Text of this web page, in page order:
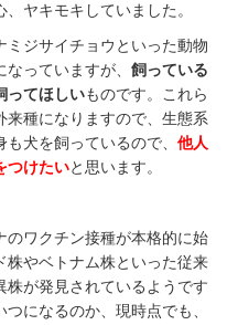
ヤキモキしていました。
ジサイチョウといった動物
っていますが、 飼っている
ってほしいものです。これら
種になりますので、生態系
犬を飼っているので、 他人
つけたいと思います。
のワクチン接種が本格的に始
株やベトナム株といった従来
が発見されているようです
になるのか、現時点でも、